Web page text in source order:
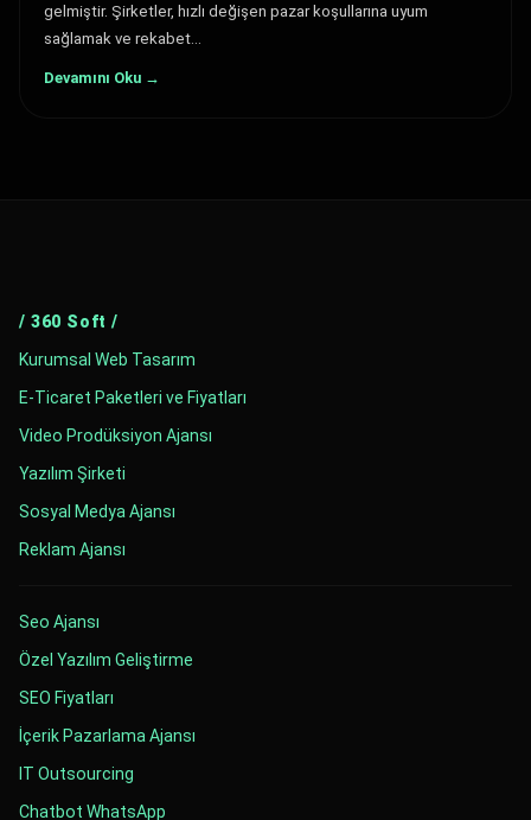
gelmiştir. Şirketler, hızlı değişen pazar koşullarına uyum
sağlamak ve rekabet…
Devamını Oku →
/ 360 Soft /
Kurumsal Web Tasarım
E-Ticaret Paketleri ve Fiyatları
Video Prodüksiyon Ajansı
Yazılım Şirketi
Sosyal Medya Ajansı
Reklam Ajansı
Seo Ajansı
Özel Yazılım Geliştirme
SEO Fiyatları
İçerik Pazarlama Ajansı
IT Outsourcing
Chatbot WhatsApp